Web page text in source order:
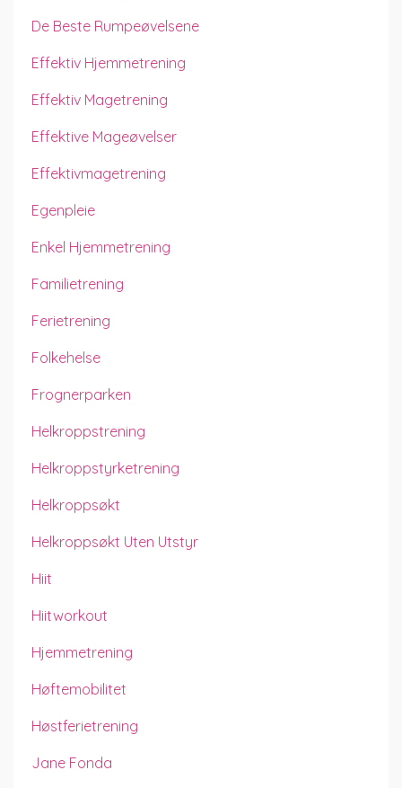
De Beste Rumpeøvelsene
Effektiv Hjemmetrening
Effektiv Magetrening
Effektive Mageøvelser
Effektivmagetrening
Egenpleie
Enkel Hjemmetrening
Familietrening
Ferietrening
Folkehelse
Frognerparken
Helkroppstrening
Helkroppstyrketrening
Helkroppsøkt
Helkroppsøkt Uten Utstyr
Hiit
Hiitworkout
Hjemmetrening
Høftemobilitet
Høstferietrening
Jane Fonda